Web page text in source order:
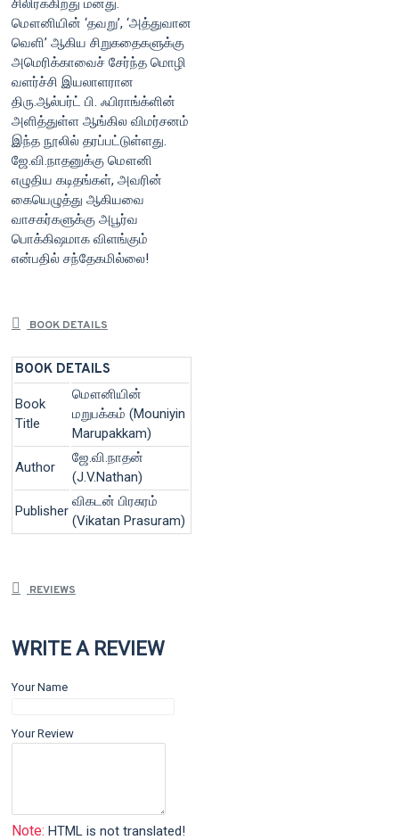
சிலிர்க்கிறது மனது.
மௌனியின் ‘தவறு’, ‘அத்துவான
வெளி’ ஆகிய சிறுகதைகளுக்கு
அமெரிக்காவைச் சேர்ந்த மொழி
வளர்ச்சி இயலாளரான
திரு.ஆல்பர்ட் பி. ஃபிராங்க்ளின்
அளித்துள்ள ஆங்கில விமர்சனம்
இந்த நூலில் தரப்பட்டுள்ளது.
ஜே.வி.நாதனுக்கு மௌனி
எழுதிய கடிதங்கள், அவரின்
கையெழுத்து ஆகியவை
வாசகர்களுக்கு அபூர்வ
பொக்கிஷமாக விளங்கும்
என்பதில் சந்தேகமில்லை!
BOOK DETAILS
BOOK DETAILS
Book
Title
மௌனியின்
மறுபக்கம் (Mouniyin
Marupakkam)
Author
ஜே.வி.நாதன்
(J.V.Nathan)
Publisher
விகடன் பிரசுரம்
(Vikatan Prasuram)
REVIEWS
WRITE A REVIEW
Your Name
Your Review
Note: HTML is not translated!